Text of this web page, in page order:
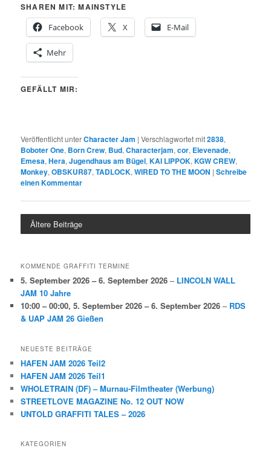
SHAREN MIT: MAINSTYLE
Facebook
X E-Mail
Mehr
GEFÄLLT MIR:
Veröffentlicht unterCharacter Jam |Verschlagwortet mit2838,
Boboter One, Born Crew, Bud,Characterjam,cor, Elevenade,
Emesa,Hera,Jugendhaus am Bügel,KAI LIPPOK,KGW CREW,
Monkey,OBSKUR87,TADLOCK,WIRED TO THE MOON |Schreibe
einen Kommentar
Ältere Beiträge
KOMMENDE GRAFFITI TERMINE
5. September 2026 – 6. September 2026 – LINCOLN WALL
JAM 10 Jahre
10:00 – 00:00,5. September 2026 – 6. September 2026 – RDS
& UAP JAM 26 Gießen
NEUESTE BEITRÄGE
HAFEN JAM 2026 Teil2
HAFEN JAM 2026 Teil1
WHOLETRAIN (DF) – Murnau-Filmtheater (Werbung)
STREETLOVE MAGAZINE No. 12 OUT NOW
UNTOLD GRAFFITI TALES – 2026
KATEGORIEN